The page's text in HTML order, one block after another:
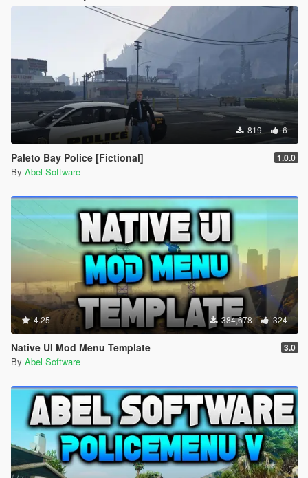
819 6
Paleto Bay Police [Fictional] 1.0.0
By Abel Software
4.25 384,678 324
Native UI Mod Menu Template 3.0
By Abel Software